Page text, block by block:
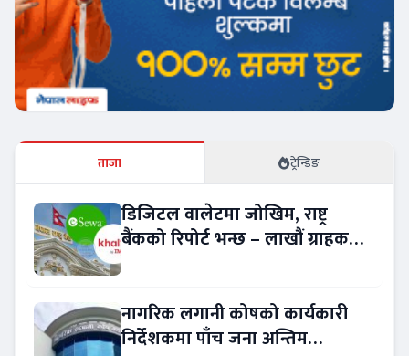
ताजा ट्रेन्डिङ
डिजिटल वालेटमा जोखिम, राष्ट्र
बैंकको रिपोर्ट भन्छ – लाखौं ग्राहकको
नागरिक लगानी कोषको कार्यकारी
निर्देशकमा पाँच जना अन्तिम